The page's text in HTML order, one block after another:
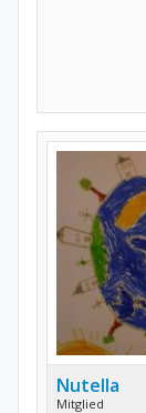
Nutella
Mitglied